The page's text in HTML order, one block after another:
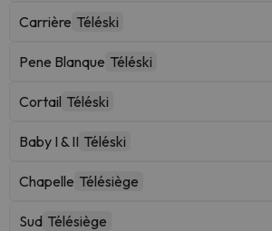
Carrière Téléski
Pene Blanque Téléski
Cortail Téléski
Baby I & II Téléski
Chapelle Télésiège
Sud Télésiège